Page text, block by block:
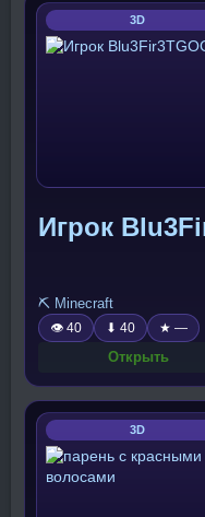
3D
Игрок
⛏️ Minecraft
👁 40 ⬇ 40 ★ —
Открыть
3D